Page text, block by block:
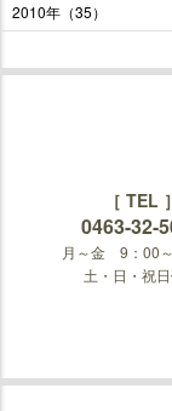
2010年（35）
［ TEL ］
0463-32-
月～金 9：00
土・日・祝